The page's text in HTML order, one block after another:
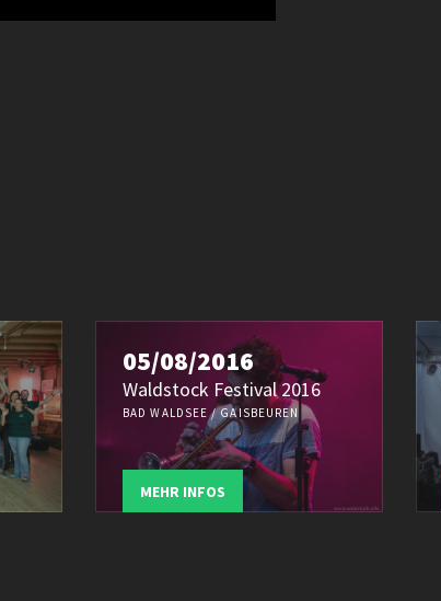
05/08/2016
Waldstock Festival 2016
BAD WALDSEE / GAISBEUREN
MEHR INFOS